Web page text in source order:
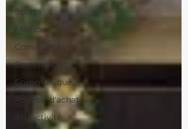
Sports
Mémoire
Commerces
Commerce
Communiqué
Pouvoir d'achat
Attractivité